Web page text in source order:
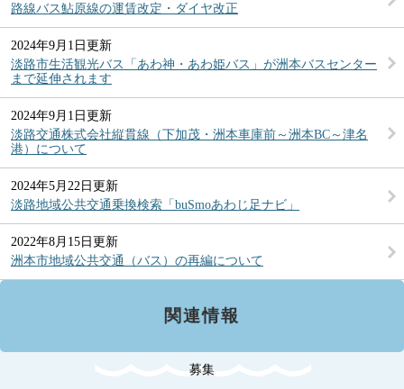
路線バス鮎原線の運賃改定・ダイヤ改正
2024年9月1日更新
淡路市生活観光バス「あわ神・あわ姫バス」が洲本バスセンター
まで延伸されます
2024年9月1日更新
淡路交通株式会社縦貫線（下加茂・洲本車庫前～洲本BC～津名
港）について
2024年5月22日更新
淡路地域公共交通乗換検索「buSmoあわじ足ナビ」
2022年8月15日更新
洲本市地域公共交通（バス）の再編について
関連情報
募集